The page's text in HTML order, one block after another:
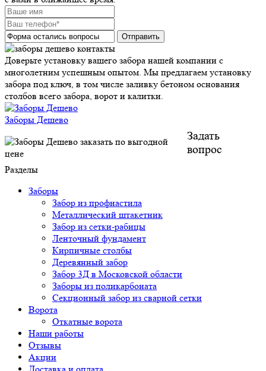
Доверьте установку вашего забора нашей компании с
многолетним успешным опытом. Мы предлагаем установку
забора под ключ, в том числе заливку бетоном основания
столбов всего забора, ворот и калитки.
Заборы Дешево
Задать
вопрос
Разделы
Заборы
Забор из профнастила
Металлический штакетник
Забор из сетки-рабицы
Ленточный фундамент
Кирпичные столбы
Деревянный забор
Забор 3Д в Московской области
Заборы из поликарбоната
Секционный забор из сварной сетки
Ворота
Откатные ворота
Наши работы
Отзывы
Акции